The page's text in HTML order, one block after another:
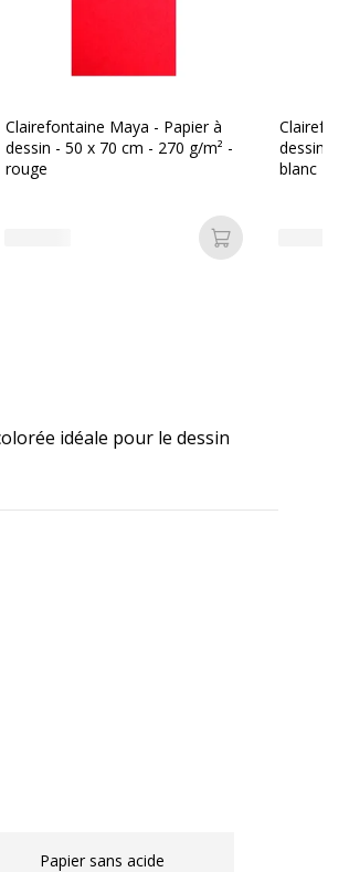
au panier
Clairefontaine Maya - Papier à
dessin - 50 x 70 cm - 270 g/m² -
rouge
Ajouter au
dessin -
blanc
idéale pour le dessin
Papier sans acide